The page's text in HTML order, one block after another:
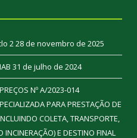
228 de novembro de 2025
31 de julho de 2024
Nº A/2023-014
PARA PRESTAÇÃO DE
COLETA, TRANSPORTE,
E DESTINO FINAL